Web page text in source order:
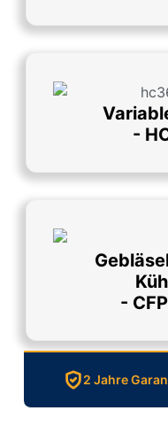
-
-
2 Jahre